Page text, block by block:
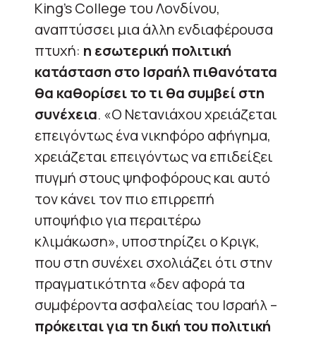
King’s College του Λονδίνου,
αναπτύσσει μια άλλη ενδιαφέρουσα
πτυχή: η εσωτερική πολιτική
κατάσταση στο Ισραήλ πιθανότατα
θα καθορίσει το τι θα συμβεί στη
συνέχεια. «Ο Νετανιάχου χρειάζεται
επειγόντως ένα νικηφόρο αφήγημα,
χρειάζεται επειγόντως να επιδείξει
πυγμή στους ψηφοφόρους και αυτό
τον κάνει τον πιο επιρρεπή
υποψήφιο για περαιτέρω
κλιμάκωση», υποστηρίζει ο Κριγκ,
που στη συνέχει σχολιάζει ότι στην
πραγματικότητα «δεν αφορά τα
συμφέροντα ασφαλείας του Ισραήλ –
πρόκειται για τη δική του πολιτική